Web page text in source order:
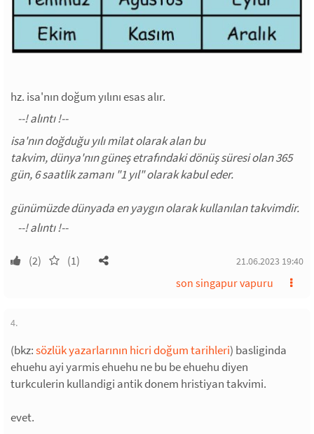
hz. isa'nın doğum yılını esas alır.
isa'nın doğduğu yılı milat olarak alan bu
takvim, dünya'nın güneş etrafındaki dönüş süresi olan 365
gün, 6 saatlik zamanı "1 yıl" olarak kabul eder.
günümüzde dünyada en yaygın olarak kullanılan takvimdir.
(2) (1) 21.06.2023 19:40
son singapur vapuru
4.
(bkz:sözlük yazarlarının hicri doğum tarihleri) basliginda
ehuehu ayi yarmis ehuehu ne bu be ehuehu diyen
turkculerin kullandigi antik donem hristiyan takvimi.
evet.